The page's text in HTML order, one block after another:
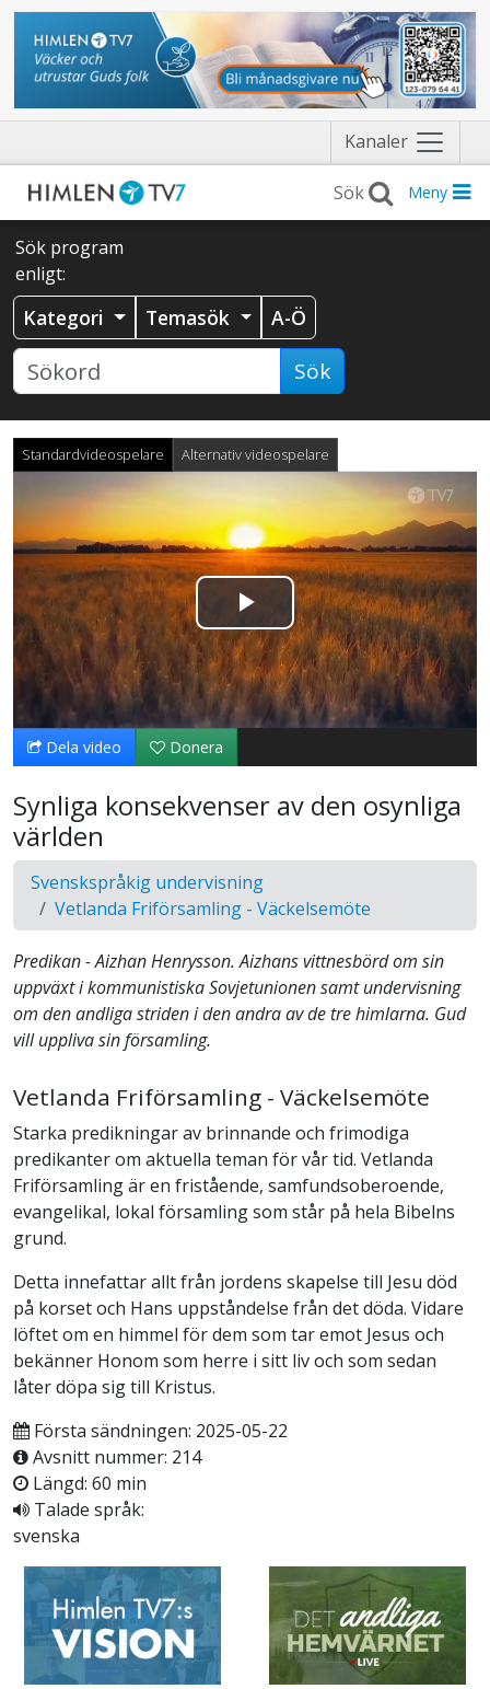
Kanaler Näytä
valikko
Meny
Sök program
enligt:
Kategori Temasök A-Ö
Sök
Standardvideospelare Alternativ videospelare
Spela
upp
video
Dela video Donera
Synliga konsekvenser av den osynliga
världen
Svenskspråkig undervisning
Vetlanda Friförsamling - Väckelsemöte
Predikan - Aizhan Henrysson. Aizhans vittnesbörd om sin
uppväxt i kommunistiska Sovjetunionen samt undervisning
om den andliga striden i den andra av de tre himlarna. Gud
vill uppliva sin församling.
Vetlanda Friförsamling - Väckelsemöte
Starka predikningar av brinnande och frimodiga
predikanter om aktuella teman för vår tid. Vetlanda
Friförsamling är en fristående, samfundsoberoende,
evangelikal, lokal församling som står på hela Bibelns
grund.
Detta innefattar allt från jordens skapelse till Jesu död
på korset och Hans uppståndelse från det döda. Vidare
löftet om en himmel för dem som tar emot Jesus och
bekänner Honom som herre i sitt liv och som sedan
låter döpa sig till Kristus.
Första sändningen: 2025-05-22
Avsnitt nummer: 214
Längd: 60 min
Talade språk:
svenska